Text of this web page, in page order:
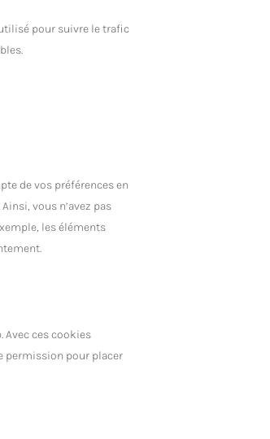
pour suivre le trafic
de vos préférences en
vous n’avez pas
les éléments
Avec ces cookies
permission pour placer